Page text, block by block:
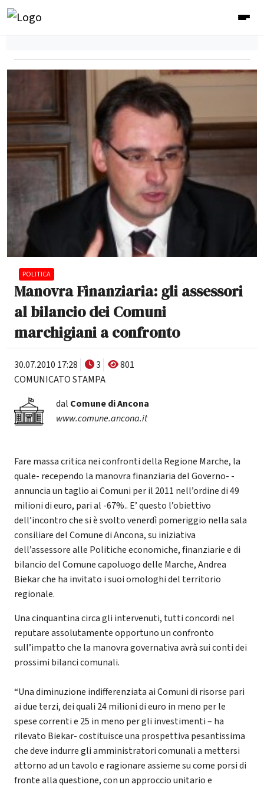
POLITICA
Manovra Finanziaria: gli assessori
al bilancio dei Comuni
marchigiani a confronto
30.07.2010 17:28 3
801
COMUNICATO STAMPA
dal Comune di Ancona
www.comune.ancona.it
Fare massa critica nei confronti della Regione Marche, la
quale- recependo la manovra finanziaria del Governo- -
annuncia un taglio ai Comuni per il 2011 nell’ordine di 49
milioni di euro, pari al -67%.. E’ questo l’obiettivo
dell’incontro che si è svolto venerdì pomeriggio nella sala
consiliare del Comune di Ancona, su iniziativa
dell’assessore alle Politiche economiche, finanziarie e di
bilancio del Comune capoluogo delle Marche, Andrea
Biekar che ha invitato i suoi omologhi del territorio
regionale.
Una cinquantina circa gli intervenuti, tutti concordi nel
reputare assolutamente opportuno un confronto
sull’impatto che la manovra governativa avrà sui conti dei
prossimi bilanci comunali.
“Una diminuzione indifferenziata ai Comuni di risorse pari
ai due terzi, dei quali 24 milioni di euro in meno per le
spese correnti e 25 in meno per gli investimenti – ha
rilevato Biekar- costituisce una prospettiva pesantissima
che deve indurre gli amministratori comunali a mettersi
attorno ad un tavolo e ragionare assieme su come porsi di
fronte alla questione, con un approccio unitario e